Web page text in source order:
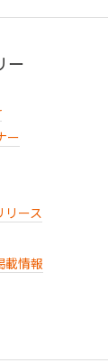
ー
ー
リース
載情報